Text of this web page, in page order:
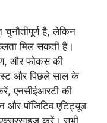
चुनौतीपूर्ण है, लेकिन
मिल सकती है।
और फोकस की
और पिछले साल के
एनसीईआरटी की
और पॉजिटिव एटिट्यूड